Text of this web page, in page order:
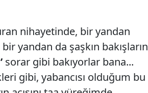
nihayetinde, bir yandan
yandan da şaşkın bakışların
sorar gibi bakıyorlar bana...
gibi, yabancısı olduğum bu